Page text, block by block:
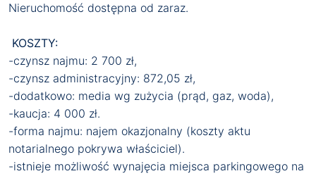
Nieruchomość dostępna od zaraz.
KOSZTY:
-czynsz najmu: 2 700 zł,
-czynsz administracyjny: 872,05 zł,
-dodatkowo: media wg zużycia (prąd, gaz, woda),
-kaucja: 4 000 zł.
-forma najmu: najem okazjonalny (koszty aktu
notarialnego pokrywa właściciel).
-istnieje możliwość wynajęcia miejsca parkingowego na